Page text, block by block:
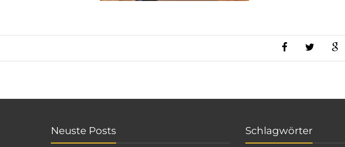
Neuste Posts Schlagwörter